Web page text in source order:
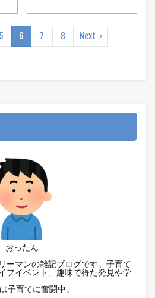
5 6 7 8 Next
おったん
ーマンの雑記ブログです。子育て
フイベント、趣味で得た発見や学
子育てに奮闘中。